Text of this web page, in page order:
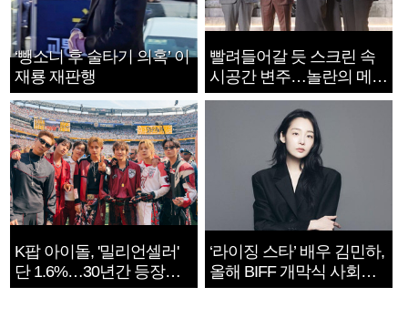
‘뺑소니 후 술타기 의혹’ 이
재룡 재판행
빨려들어갈 듯 스크린 속
시공간 변주…놀란의 메시
지는 ‘전쟁 속죄’
K팝 아이돌, '밀리언셀러'
단 1.6%…30년간 등장
1182개팀 전수조사
‘라이징 스타’ 배우 김민하,
올해 BIFF 개막식 사회자
확정